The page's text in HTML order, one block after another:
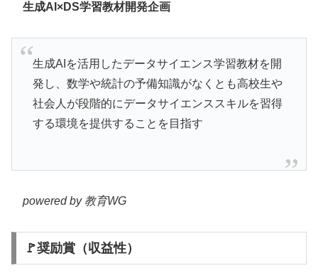
生成AI×DS学習教材開発企画
生成AIを活用したデータサイエンス学習教材を開
発し、数学や統計の予備知識がなくとも高校生や
社会人が段階的にデータサイエンススキルを習得
する環境を提供することを目指す
powered by 教育WG
🚩奨励賞（収益性）